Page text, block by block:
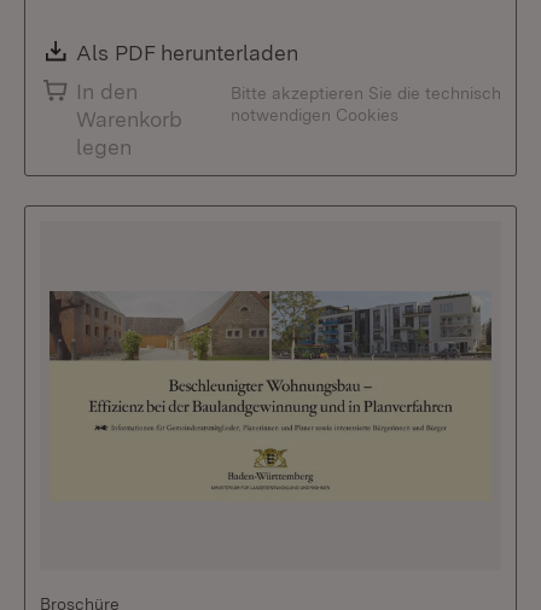
Download:
Als PDF herunterladen
In den
Warenkorb
legen
Bitte akzeptieren Sie die technisch
notwendigen Cookies
Broschüre